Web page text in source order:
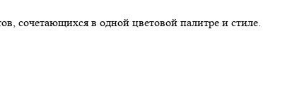
сочетающихся в одной цветовой палитре и стиле.